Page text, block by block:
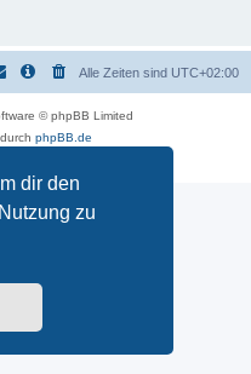
dir den
zu
Alle Zeiten sind UTC+02:00
© phpBB Limited
phpBB.de